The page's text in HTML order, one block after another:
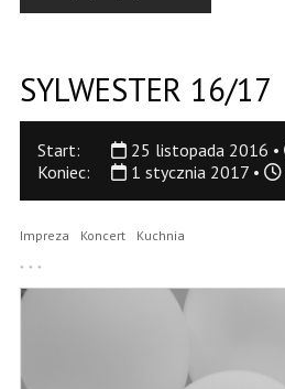
SYLWESTER 16/17
Start: 25 listopada 2016 •
Koniec:
1 stycznia 2017 •
Impreza Koncert Kuchnia